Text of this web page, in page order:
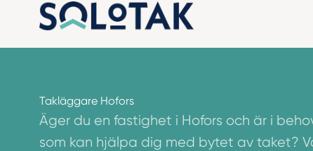
Takläggare Hofors
Äger du en fastighet i Hofors och är i
som kan hjälpa dig med bytet av taket?